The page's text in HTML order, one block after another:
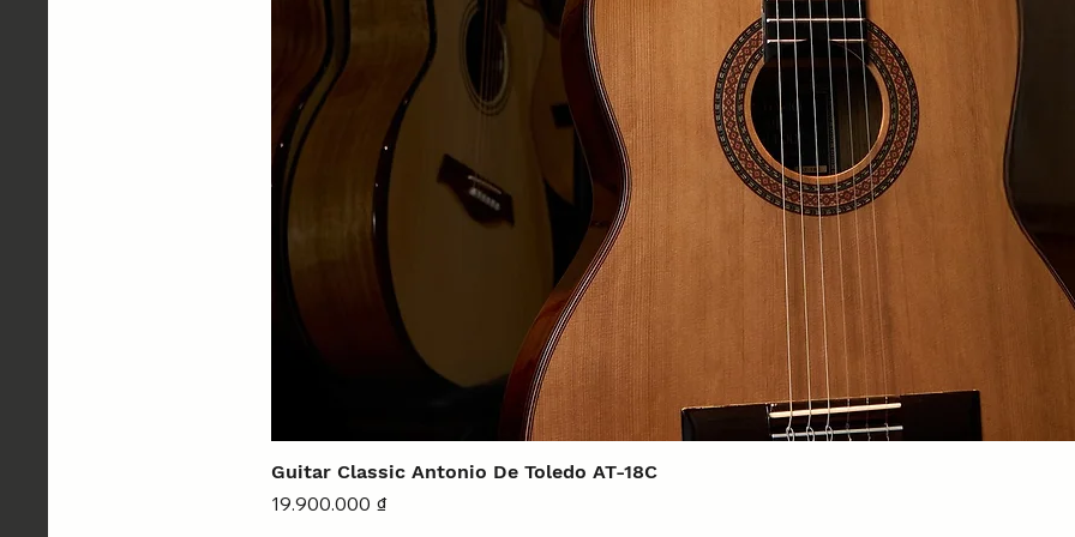
Guitar Classic Antonio De Toledo AT-18C
Giá
19.900.000 ₫